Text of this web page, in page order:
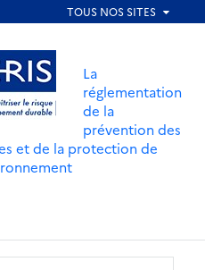
au menu
La
réglementation
de la
prévention des
et de la protection de